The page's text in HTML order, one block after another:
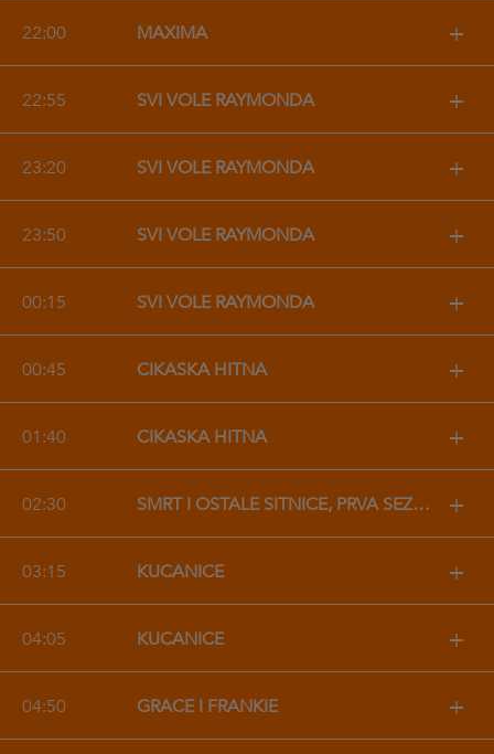
22:00 MAXIMA +
22:55 SVI VOLE RAYMONDA +
23:20 SVI VOLE RAYMONDA +
23:50 SVI VOLE RAYMONDA +
00:15 SVI VOLE RAYMONDA +
00:45 ČIKAŠKA HITNA +
01:40 ČIKAŠKA HITNA +
02:30 SMRT I OSTALE SITNICE, PRVA SEZONA +
03:15 KUĆANICE +
04:05 KUĆANICE +
04:50 GRACE I FRANKIE +